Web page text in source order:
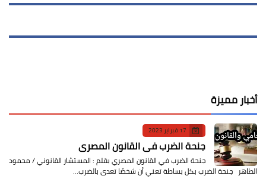
أخبار مميزة
17 فبراير 2023
جنحة الضرب في القانون المصري
جنحة الضرب في القانون المصري بقلم : المستشار القانوني / محمود
الطاهر جنحة الضرب بكل بساطة تعني أن شخصًا تعدى بالضرب…